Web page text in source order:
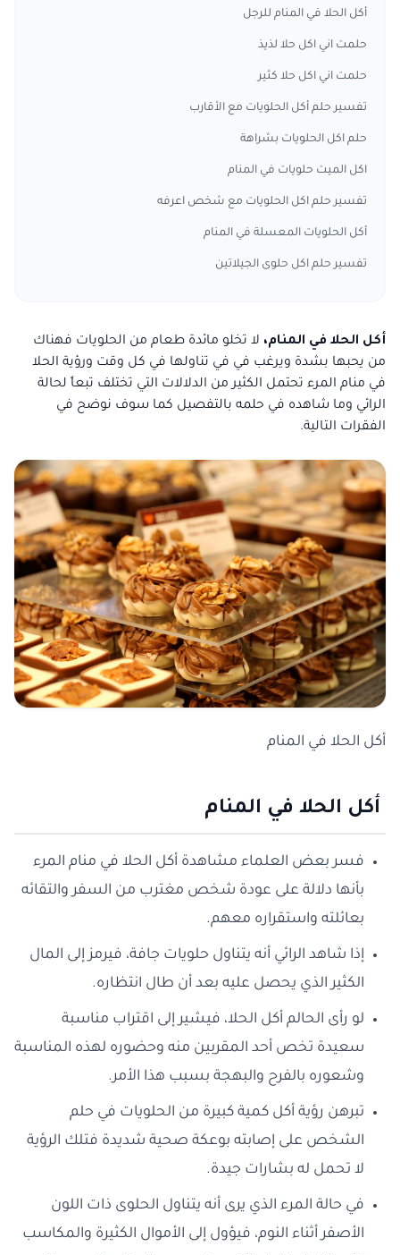
أكل الحلا في المنام للرجل
حلمت اني اكل حلا لذيذ
حلمت اني اكل حلا كثير
تفسير حلم أكل الحلويات مع الأقارب
حلم اكل الحلويات بشراهة
اكل الميت حلويات في المنام
تفسير حلم اكل الحلويات مع شخص اعرفه
أكل الحلويات المعسلة في المنام
تفسير حلم اكل حلوى الجيلاتين
أكل الحلا في المنام، لا تخلو مائدة طعام من الحلويات فهناك
من يحبها بشدة ويرغب في في تناولها في كل وقت ورؤية الحلا
في منام المرء تحتمل الكثير من الدلالات التي تختلف تبعاً لحالة
الرائي وما شاهده في حلمه بالتفصيل كما سوف نوضح في
الفقرات التالية.
أكل الحلا في المنام
أكل الحلا في المنام
فسر بعض العلماء مشاهدة أكل الحلا في منام المرء
بأنها دلالة على عودة شخص مغترب من السفر والتقائه
بعائلته واستقراره معهم.
إذا شاهد الرائي أنه يتناول حلويات جافة، فيرمز إلى المال
الكثير الذي يحصل عليه بعد أن طال انتظاره.
لو رأى الحالم أكل الحلا، فيشير إلى اقتراب مناسبة
سعيدة تخص أحد المقربين منه وحضوره لهذه المناسبة
وشعوره بالفرح والبهجة بسبب هذا الأمر.
تبرهن رؤية أكل كمية كبيرة من الحلويات في حلم
الشخص على إصابته بوعكة صحية شديدة فتلك الرؤية
لا تحمل له بشارات جيدة.
في حالة المرء الذي يرى أنه يتناول الحلوى ذات اللون
الأصفر أثناء النوم، فيؤول إلى الأموال الكثيرة والمكاسب